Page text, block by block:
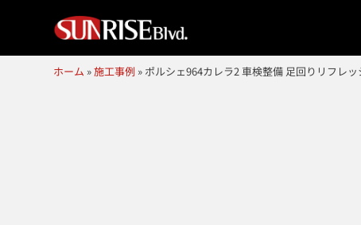
ホーム »施工事例 » ポルシェ964カレラ2 車検整備 足回りリフレ